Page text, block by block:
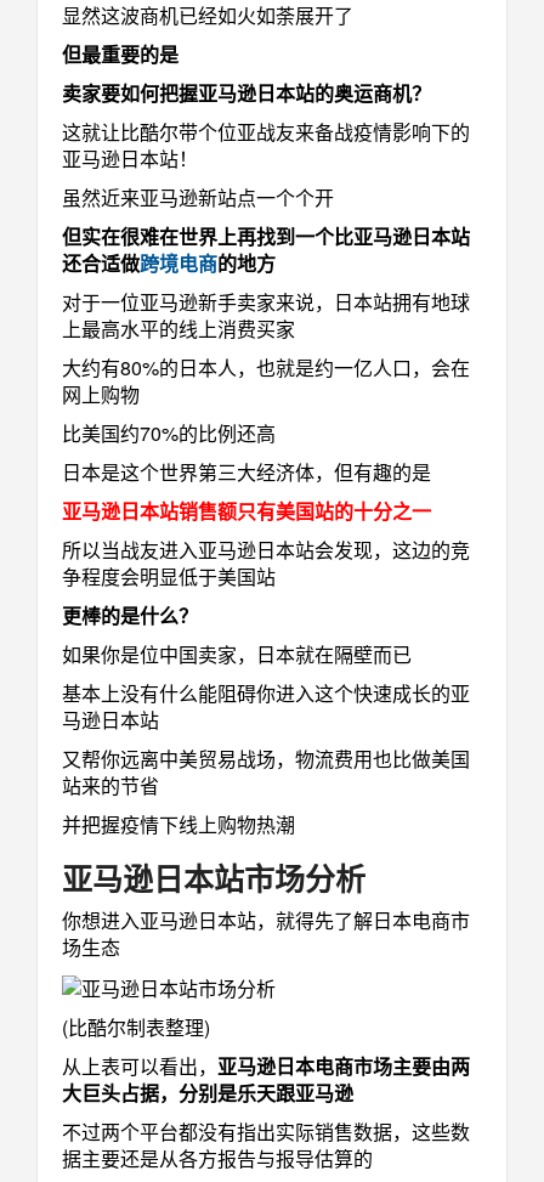
显然这波商机已经如火如荼展开了
但最重要的是
卖家要如何把握亚马逊日本站的奥运商机？
这就让比酷尔带个位亚战友来备战疫情影响下的
亚马逊日本站！
虽然近来亚马逊新站点一个个开
但实在很难在世界上再找到一个比亚马逊日本站
还合适做跨境电商的地方
对于一位亚马逊新手卖家来说，日本站拥有地球
上最高水平的线上消费买家
大约有80%的日本人，也就是约一亿人口，会在
网上购物
比美国约70%的比例还高
日本是这个世界第三大经济体，但有趣的是
亚马逊日本站销售额只有美国站的十分之一
所以当战友进入亚马逊日本站会发现，这边的竞
争程度会明显低于美国站
更棒的是什么？
如果你是位中国卖家，日本就在隔壁而已
基本上没有什么能阻碍你进入这个快速成长的亚
马逊日本站
又帮你远离中美贸易战场，物流费用也比做美国
站来的节省
并把握疫情下线上购物热潮
亚马逊日本站市场分析
你想进入亚马逊日本站，就得先了解日本电商市
场生态
(比酷尔制表整理)
从上表可以看出， 亚马逊日本电商市场主要由两
大巨头占据，分别是乐天跟亚马逊
不过两个平台都没有指出实际销售数据，这些数
据主要还是从各方报告与报导估算的